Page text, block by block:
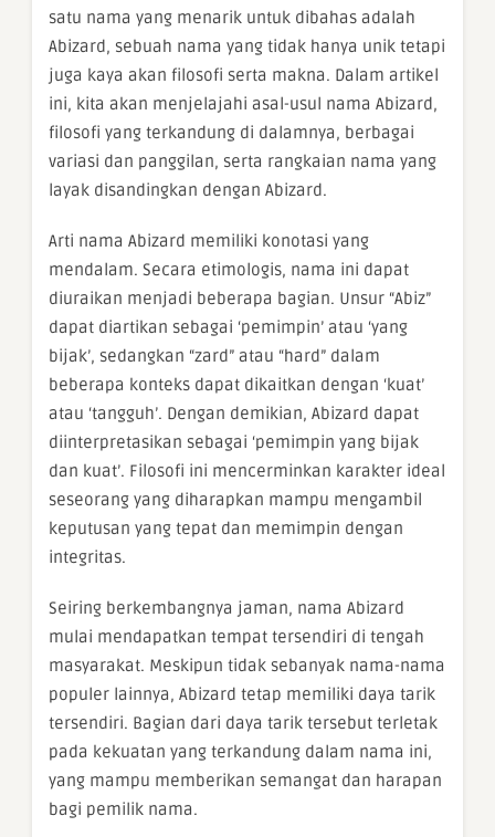
satu nama yang menarik untuk dibahas adalah
Abizard, sebuah nama yang tidak hanya unik tetapi
juga kaya akan filosofi serta makna. Dalam artikel
ini, kita akan menjelajahi asal-usul nama Abizard,
filosofi yang terkandung di dalamnya, berbagai
variasi dan panggilan, serta rangkaian nama yang
layak disandingkan dengan Abizard.
Arti nama Abizard memiliki konotasi yang
mendalam. Secara etimologis, nama ini dapat
diuraikan menjadi beberapa bagian. Unsur “Abiz”
dapat diartikan sebagai ‘pemimpin’ atau ‘yang
bijak’, sedangkan “zard” atau “hard” dalam
beberapa konteks dapat dikaitkan dengan ‘kuat’
atau ‘tangguh’. Dengan demikian, Abizard dapat
diinterpretasikan sebagai ‘pemimpin yang bijak
dan kuat’. Filosofi ini mencerminkan karakter ideal
seseorang yang diharapkan mampu mengambil
keputusan yang tepat dan memimpin dengan
integritas.
Seiring berkembangnya jaman, nama Abizard
mulai mendapatkan tempat tersendiri di tengah
masyarakat. Meskipun tidak sebanyak nama-nama
populer lainnya, Abizard tetap memiliki daya tarik
tersendiri. Bagian dari daya tarik tersebut terletak
pada kekuatan yang terkandung dalam nama ini,
yang mampu memberikan semangat dan harapan
bagi pemilik nama.